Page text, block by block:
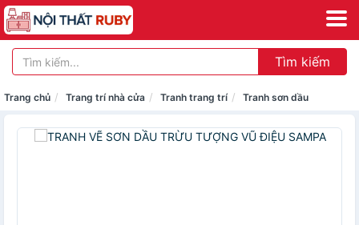
Tìm kiếm
Trang chủ Trang trí nhà cửa Tranh trang trí Tranh sơn dầu